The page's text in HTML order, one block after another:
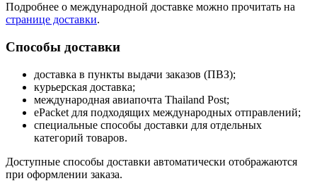
Подробнее о международной доставке можно прочитать на
странице доставки.
Способы доставки
доставка в пункты выдачи заказов (ПВЗ);
курьерская доставка;
международная авиапочта Thailand Post;
ePacket для подходящих международных отправлений;
специальные способы доставки для отдельных
категорий товаров.
Доступные способы доставки автоматически отображаются
при оформлении заказа.